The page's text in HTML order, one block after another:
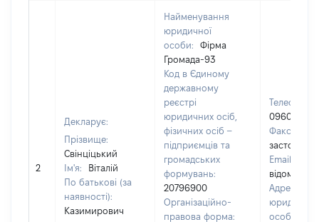
2
Декларує:
Прізвище:
Свінціцький
Ім'я:
Віталій
По батькові (за
наявності):
Казимирович
Найменування
юридичної
особи:
Фірма
Громада-93
Код в Єдиному
державному
реєстрі
юридичних осіб,
фізичних осіб –
підприємців та
громадських
формувань:
20796900
Організаційно-
правова форма:
Телефон:
Факс:
Email:
відомо]
Адреса
юридичної
особи: